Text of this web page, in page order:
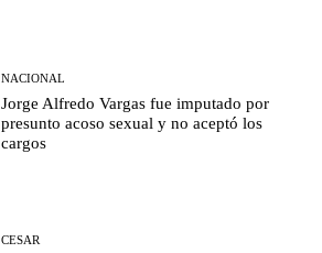
NACIONAL
Jorge Alfredo Vargas fue imputado por
presunto acoso sexual y no aceptó los
cargos
CESAR